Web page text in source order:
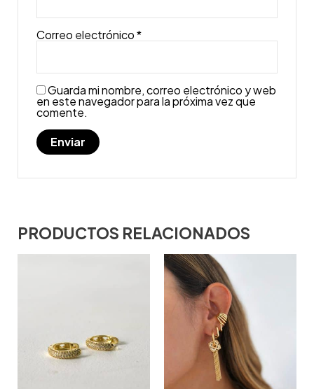
Correo electrónico*
Guarda mi nombre, correo electrónico y web
en este navegador para la próxima vez que
comente.
PRODUCTOS RELACIONADOS